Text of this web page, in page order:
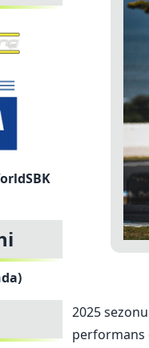
2025
performans